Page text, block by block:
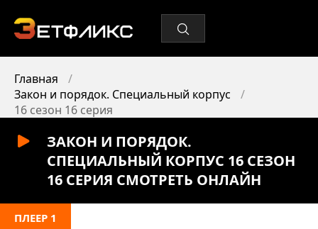
Главная
Закон и порядок. Специальный корпус
16 сезон 16 серия
ЗАКОН И ПОРЯДОК.
СПЕЦИАЛЬНЫЙ КОРПУС 16 СЕЗОН
16 СЕРИЯ СМОТРЕТЬ ОНЛАЙН
ПЛЕЕР 1